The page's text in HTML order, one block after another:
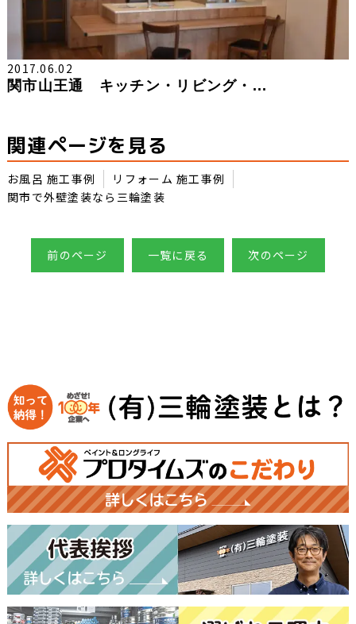
2017.06.02
関市山王通 キッチン・リビング・...
関連ページを見る
お風呂 施工事例
リフォーム 施工事例
関市で外壁塗装なら三輪塗装
前のページ 一覧に戻る 次のページ